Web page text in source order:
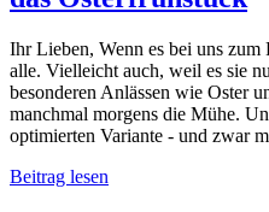
Ihr Lieben, Wenn es bei uns zum
alle. Vielleicht auch, weil es sie
besonderen Anlässen wie Oster
manchmal morgens die Mühe.
optimierten Variante - und zwar
Beitrag lesen